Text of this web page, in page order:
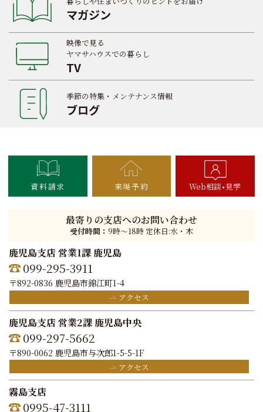
マガジン
映像で見る
ヤマサハウスでの暮らし
TV
季節の特集・メンテナンス情報
ブログ
資料請求 来場予約 Web相談 見学
最寄りの支店へのお問い合わせ
受付時間： 9時〜18時 定休日:水・木
鹿児島支店 営業1課 鹿児島
099-295-3911
〒892-0836 鹿児島市錦江町1-4
アクセス
鹿児島支店 営業2課 鹿児島中央
099-297-5662
〒890-0062 鹿児島市与次郎1-5-5-1F
アクセス
霧島支店
0995-47-3111